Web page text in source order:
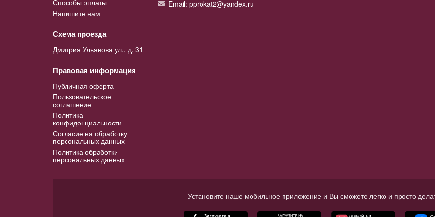
Способы оплаты
Напишите нам
Схема проезда
Дмитрия Ульянова ул., д. 31
Правовая информация
Публичная оферта
Пользовательское
соглашение
Политика
конфиденциальности
Согласие на обработку
персональных данных
Политика обработки
персональных данных
Email: pprokat2@yandex.ru
Установите наше мобильное приложение и Вы сможете легко и просто